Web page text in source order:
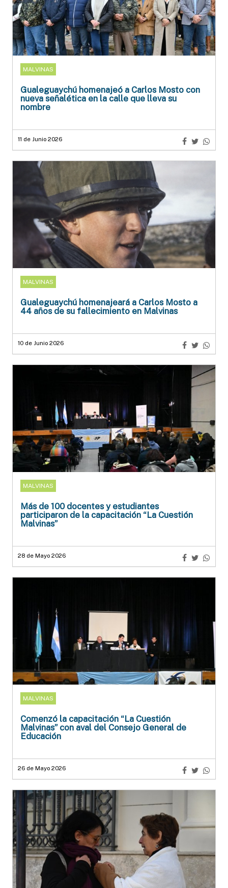
MALVINAS
Gualeguaychú homenajeó a Carlos Mosto con
nueva señalética en la calle que lleva su
nombre
11 de Junio 2026
MALVINAS
Gualeguaychú homenajeará a Carlos Mosto a
44 años de su fallecimiento en Malvinas
10 de Junio 2026
MALVINAS
Más de 100 docentes y estudiantes
participaron de la capacitación “La Cuestión
Malvinas”
28 de Mayo 2026
MALVINAS
Comenzó la capacitación “La Cuestión
Malvinas” con aval del Consejo General de
Educación
26 de Mayo 2026